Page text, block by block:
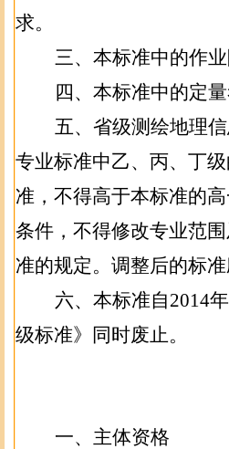
求。
三、 本标准中的作
四、本标准中的定
五、 省级测绘地理
专业标准中乙、丙、丁级
准，不得高于本标准的
条件，不得修改专业范
准的规定。调整后的标
六、本标准自2014年
级标准》同时废止。
一、主体资格